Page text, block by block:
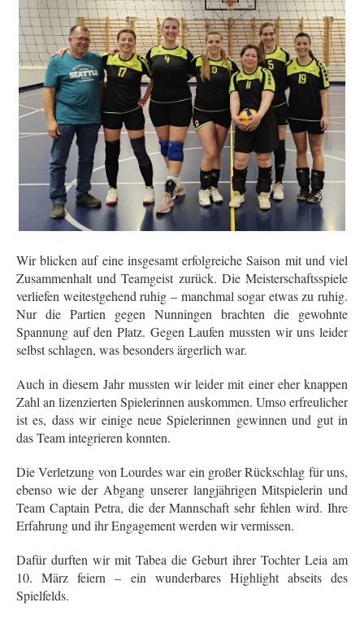
Wir blicken auf eine insgesamt erfolgreiche Saison mit und viel
Zusammenhalt und Teamgeist zurück. Die Meisterschaftsspiele
verliefen weitestgehend ruhig – manchmal sogar etwas zu ruhig.
Nur die Partien gegen Nunningen brachten die gewohnte
Spannung auf den Platz. Gegen Laufen mussten wir uns leider
selbst schlagen, was besonders ärgerlich war.
Auch in diesem Jahr mussten wir leider mit einer eher knappen
Zahl an lizenzierten Spielerinnen auskommen. Umso erfreulicher
ist es, dass wir einige neue Spielerinnen gewinnen und gut in
das Team integrieren konnten.
Die Verletzung von Lourdes war ein großer Rückschlag für uns,
ebenso wie der Abgang unserer langjährigen Mitspielerin und
Team Captain Petra, die der Mannschaft sehr fehlen wird. Ihre
Erfahrung und ihr Engagement werden wir vermissen.
Dafür durften wir mit Tabea die Geburt ihrer Tochter Leia am
10. März feiern – ein wunderbares Highlight abseits des
Spielfelds.